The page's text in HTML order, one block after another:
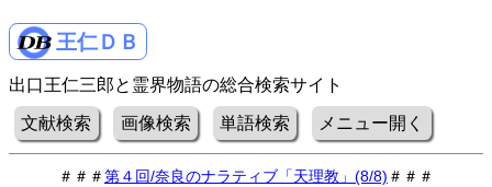
王仁ＤＢ
出口王仁三郎と霊界物語の総合検索サイト
文献検索 画像検索 単語検索 メニュー開く
＃＃＃第４回/奈良のナラティブ「天理教」(8/8) ＃＃＃